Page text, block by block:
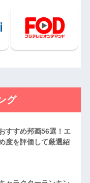
グ
すすめ邦画56選！エ
度を評価して厳選紹